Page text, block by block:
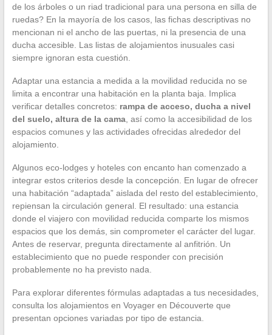
de los árboles o un riad tradicional para una persona en silla de
ruedas? En la mayoría de los casos, las fichas descriptivas no
mencionan ni el ancho de las puertas, ni la presencia de una
ducha accesible. Las listas de alojamientos inusuales casi
siempre ignoran esta cuestión.
Adaptar una estancia a medida a la movilidad reducida no se
limita a encontrar una habitación en la planta baja. Implica
verificar detalles concretos: rampa de acceso, ducha a nivel
del suelo, altura de la cama, así como la accesibilidad de los
espacios comunes y las actividades ofrecidas alrededor del
alojamiento.
Algunos eco-lodges y hoteles con encanto han comenzado a
integrar estos criterios desde la concepción. En lugar de ofrecer
una habitación “adaptada” aislada del resto del establecimiento,
repiensan la circulación general. El resultado: una estancia
donde el viajero con movilidad reducida comparte los mismos
espacios que los demás, sin comprometer el carácter del lugar.
Antes de reservar, pregunta directamente al anfitrión. Un
establecimiento que no puede responder con precisión
probablemente no ha previsto nada.
Para explorar diferentes fórmulas adaptadas a tus necesidades,
consulta los alojamientos en Voyager en Découverte que
presentan opciones variadas por tipo de estancia.